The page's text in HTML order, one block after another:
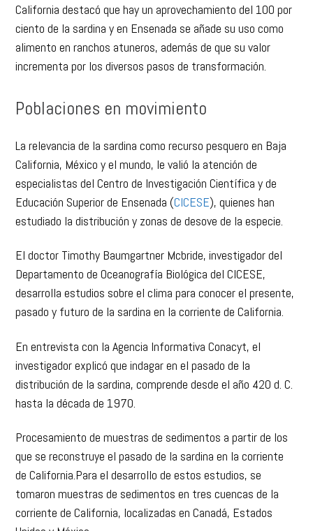
California destacó que hay un aprovechamiento del 100 por
ciento de la sardina y en Ensenada se añade su uso como
alimento en ranchos atuneros, además de que su valor
incrementa por los diversos pasos de transformación.
Poblaciones en movimiento
La relevancia de la sardina como recurso pesquero en Baja
California, México y el mundo, le valió la atención de
especialistas del Centro de Investigación Científica y de
Educación Superior de Ensenada (CICESE), quienes han
estudiado la distribución y zonas de desove de la especie.
El doctor Timothy Baumgartner Mcbride, investigador del
Departamento de Oceanografía Biológica del CICESE,
desarrolla estudios sobre el clima para conocer el presente,
pasado y futuro de la sardina en la corriente de California.
En entrevista con la Agencia Informativa Conacyt, el
investigador explicó que indagar en el pasado de la
distribución de la sardina, comprende desde el año 420 d. C.
hasta la década de 1970.
Procesamiento de muestras de sedimentos a partir de los
que se reconstruye el pasado de la sardina en la corriente
de California.Para el desarrollo de estos estudios, se
tomaron muestras de sedimentos en tres cuencas de la
corriente de California, localizadas en Canadá, Estados